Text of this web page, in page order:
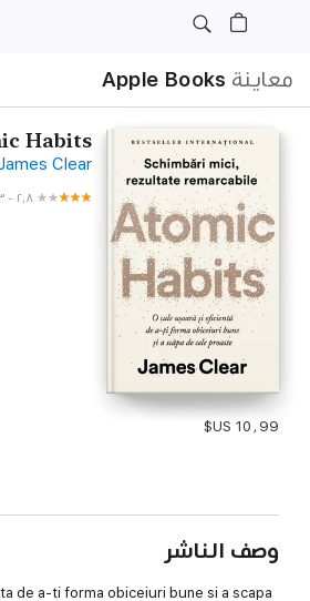
معاينة Apple Books
Habits
Clear
٢٫٨ -٢٣
وصف الناشر
de a-ti forma obiceiuri bune si a scapa